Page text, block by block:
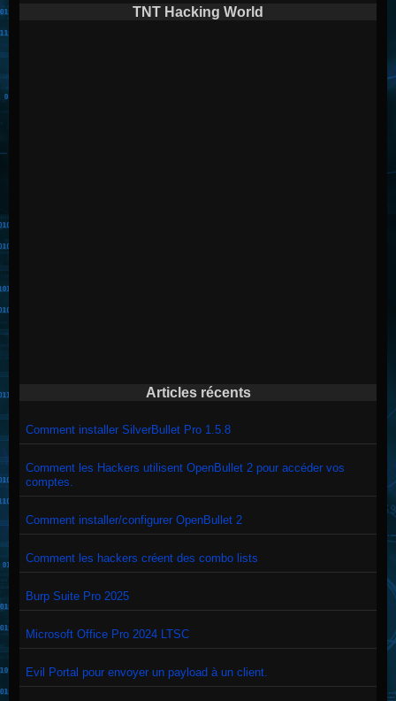
TNT Hacking World
Articles récents
Comment installer SilverBullet Pro 1.5.8
Comment les Hackers utilisent OpenBullet 2 pour accéder vos
comptes.
Comment installer/configurer OpenBullet 2
Comment les hackers créent des combo lists
Burp Suite Pro 2025
Microsoft Office Pro 2024 LTSC
Evil Portal pour envoyer un payload à un client.